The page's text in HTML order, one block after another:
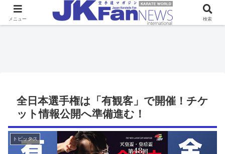
全日本選手権は「有観客」で開催！チケ
ット情報公開へ準備進む！
トピックス
メニュー 検索